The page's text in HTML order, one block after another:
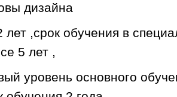
дизайна
лет ,срок обучения в
5 лет ,
уровень основного